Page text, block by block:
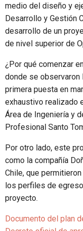
medio del diseño y
Desarrollo y Gestión
desarrollo de un
de nivel superior de
¿Por qué comenzar
donde se observaron
primera puesta en
exhaustivo realizado
Área de Ingeniería y
Profesional Santo
Por otro lado, este
como la compañía
Chile, que
los perfiles de
proyecto.
Documento del plan